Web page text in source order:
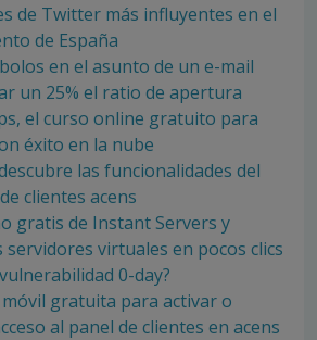
de Twitter más influyentes en el
de España
en el asunto de un e-mail
un 25% el ratio de apertura
el curso online gratuito para
éxito en la nube
las funcionalidades del
clientes acens
gratis de Instant Servers y
servidores virtuales en pocos clics
0-day?
gratuita para activar o
al panel de clientes en acens